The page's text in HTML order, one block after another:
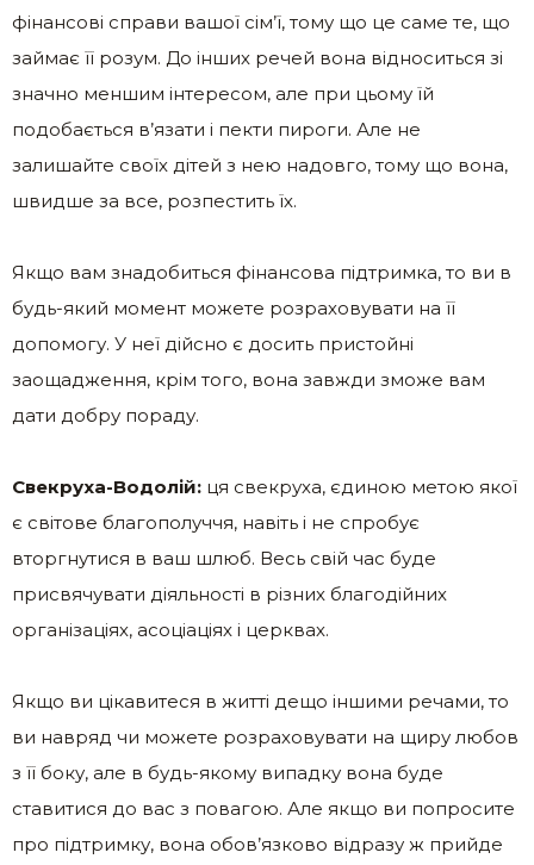
фінансові справи вашої сім’ї, тому що це саме те, що
займає її розум. До інших речей вона відноситься зі
значно меншим інтересом, але при цьому їй
подобається в’язати і пекти пироги. Але не
залишайте своїх дітей з нею надовго, тому що вона,
швидше за все, розпестить їх.
Якщо вам знадобиться фінансова підтримка, то ви в
будь-який момент можете розраховувати на її
допомогу. У неї дійсно є досить пристойні
заощадження, крім того, вона завжди зможе вам
дати добру пораду.
Свекруха-Водолій: ця свекруха, єдиною метою якої
є світове благополуччя, навіть і не спробує
вторгнутися в ваш шлюб. Весь свій час буде
присвячувати діяльності в різних благодійних
організаціях, асоціаціях і церквах.
Якщо ви цікавитеся в житті дещо іншими речами, то
ви навряд чи можете розраховувати на щиру любов
з її боку, але в будь-якому випадку вона буде
ставитися до вас з повагою. Але якщо ви попросите
про підтримку, вона обов’язково відразу ж прийде